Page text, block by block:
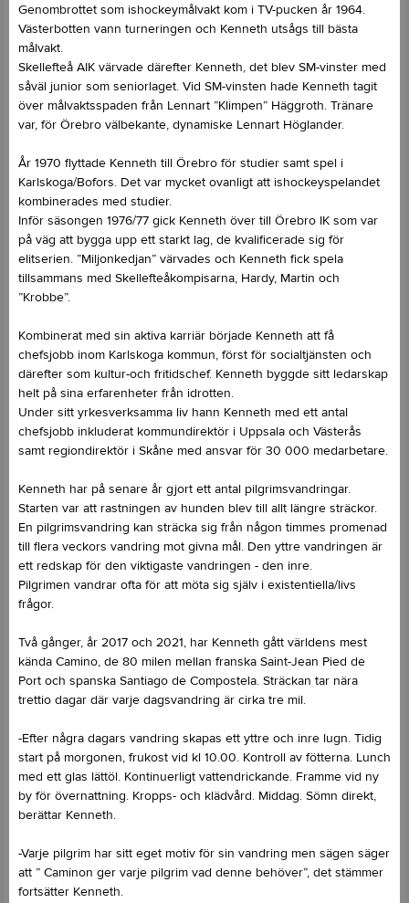
Genombrottet som ishockeymålvakt kom i TV-pucken år 1964.
Västerbotten vann turneringen och Kenneth utsågs till bästa
målvakt.
Skellefteå AIK värvade därefter Kenneth, det blev SM-vinster med
såväl junior som seniorlaget. Vid SM-vinsten hade Kenneth tagit
över målvaktsspaden från Lennart ”Klimpen” Häggroth. Tränare
var, för Örebro välbekante, dynamiske Lennart Höglander.
År 1970 flyttade Kenneth till Örebro för studier samt spel i
Karlskoga/Bofors. Det var mycket ovanligt att ishockeyspelandet
kombinerades med studier.
Inför säsongen 1976/77 gick Kenneth över till Örebro IK som var
på väg att bygga upp ett starkt lag, de kvalificerade sig för
elitserien. ”Miljonkedjan” värvades och Kenneth fick spela
tillsammans med Skellefteåkompisarna, Hardy, Martin och
”Krobbe”.
Kombinerat med sin aktiva karriär började Kenneth att få
chefsjobb inom Karlskoga kommun, först för socialtjänsten och
därefter som kultur-och fritidschef. Kenneth byggde sitt ledarskap
helt på sina erfarenheter från idrotten.
Under sitt yrkesverksamma liv hann Kenneth med ett antal
chefsjobb inkluderat kommundirektör i Uppsala och Västerås
samt regiondirektör i Skåne med ansvar för 30 000 medarbetare.
Kenneth har på senare år gjort ett antal pilgrimsvandringar.
Starten var att rastningen av hunden blev till allt längre sträckor.
En pilgrimsvandring kan sträcka sig från någon timmes promenad
till flera veckors vandring mot givna mål. Den yttre vandringen är
ett redskap för den viktigaste vandringen - den inre.
Pilgrimen vandrar ofta för att möta sig själv i existentiella/livs
frågor.
Två gånger, år 2017 och 2021, har Kenneth gått världens mest
kända Camino, de 80 milen mellan franska Saint-Jean Pied de
Port och spanska Santiago de Compostela. Sträckan tar nära
trettio dagar där varje dagsvandring är cirka tre mil.
-Efter några dagars vandring skapas ett yttre och inre lugn. Tidig
start på morgonen, frukost vid kl 10.00. Kontroll av fötterna. Lunch
med ett glas lättöl. Kontinuerligt vattendrickande. Framme vid ny
by för övernattning. Kropps- och klädvård. Middag. Sömn direkt,
berättar Kenneth.
-Varje pilgrim har sitt eget motiv för sin vandring men sägen säger
att ” Caminon ger varje pilgrim vad denne behöver”, det stämmer
fortsätter Kenneth.